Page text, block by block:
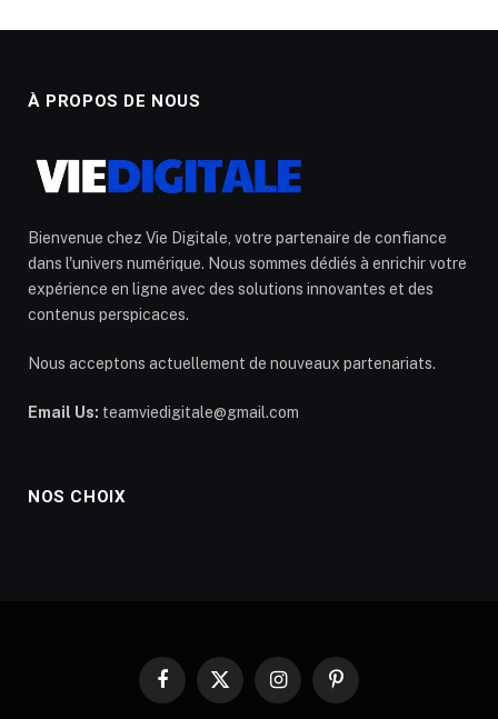
À PROPOS DE NOUS
Bienvenue chez Vie Digitale, votre partenaire de confiance
dans l'univers numérique. Nous sommes dédiés à enrichir votre
expérience en ligne avec des solutions innovantes et des
contenus perspicaces.
Nous acceptons actuellement de nouveaux partenariats.
Email Us: teamviedigitale@gmail.com
NOS CHOIX
Facebook
X
InstagramPinterest